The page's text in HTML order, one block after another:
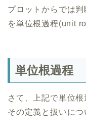
プロットからでは
を単位根過程(unit
単位根過程
さて、上記で単位
その定義と扱いにつ